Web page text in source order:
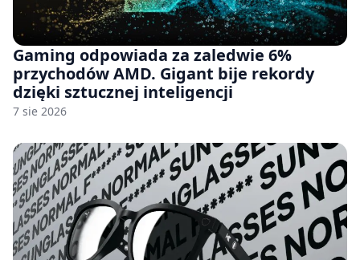
Gaming odpowiada za zaledwie 6%
przychodów AMD. Gigant bije rekordy
dzięki sztucznej inteligencji
7 sie 2026